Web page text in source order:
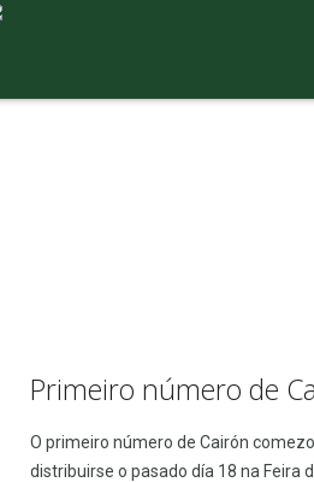
Primeiro número de
O primeiro número de Cairón
distribuirse o pasado día 18 na Feira